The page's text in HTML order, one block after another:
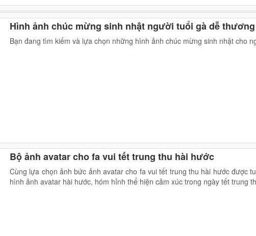
Hình ảnh chúc mừng sinh nhật người tuổi gà dễ thương
Bạn đang tìm kiếm và lựa chọn những hình ảnh chúc mừng sinh nhật cho
Bộ ảnh avatar cho fa vui tết trung thu hài hước
Cùng lựa chọn ảnh bức ảnh avatar cho fa vui tết trung thu hài hước được
hình ảnh avatar hài hước, hóm hỉnh thể hiện cảm xúc trong ngày tết trung